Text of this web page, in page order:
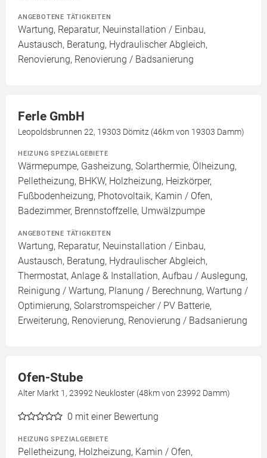
ANGEBOTENE TÄTIGKEITEN
Wartung, Reparatur, Neuinstallation / Einbau,
Austausch, Beratung, Hydraulischer Abgleich,
Renovierung, Renovierung / Badsanierung
Ferle GmbH
Leopoldsbrunnen 22, 19303 Dömitz (46km von 19303 Damm)
HEIZUNG SPEZIALGEBIETE
Wärmepumpe, Gasheizung, Solarthermie, Ölheizung,
Pelletheizung, BHKW, Holzheizung, Heizkörper,
Fußbodenheizung, Photovoltaik, Kamin / Ofen,
Badezimmer, Brennstoffzelle, Umwälzpumpe
ANGEBOTENE TÄTIGKEITEN
Wartung, Reparatur, Neuinstallation / Einbau,
Austausch, Beratung, Hydraulischer Abgleich,
Thermostat, Anlage & Installation, Aufbau / Auslegung,
Reinigung / Wartung, Planung / Berechnung, Wartung /
Optimierung, Solarstromspeicher / PV Batterie,
Erweiterung, Renovierung, Renovierung / Badsanierung
Ofen-Stube
Alter Markt 1, 23992 Neukloster (48km von 23992 Damm)
0 mit einer Bewertung
HEIZUNG SPEZIALGEBIETE
Pelletheizung, Holzheizung, Kamin / Ofen,